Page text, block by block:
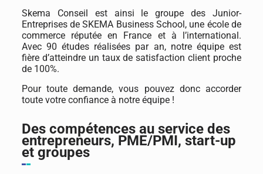
Skema Conseil est ainsi le groupe des Junior-
Entreprises de SKEMA Business School, une école de
commerce réputée en France et à l’international.
Avec 90 études réalisées par an, notre équipe est
fière d’atteindre un taux de satisfaction client proche
de 100%.
Pour toute demande, vous pouvez donc accorder
toute votre confiance à notre équipe !
Des compétences au service des
entrepreneurs, PME/PMI, start-up
et groupes